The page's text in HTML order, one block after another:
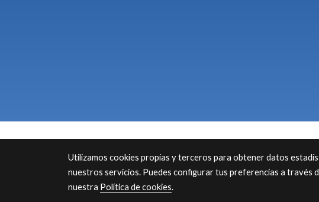
Utilizamos cookies propias y terceros para obtener datos
nuestros servicios. Puedes configurar tus preferencias a través
nuestra Política de cookies.